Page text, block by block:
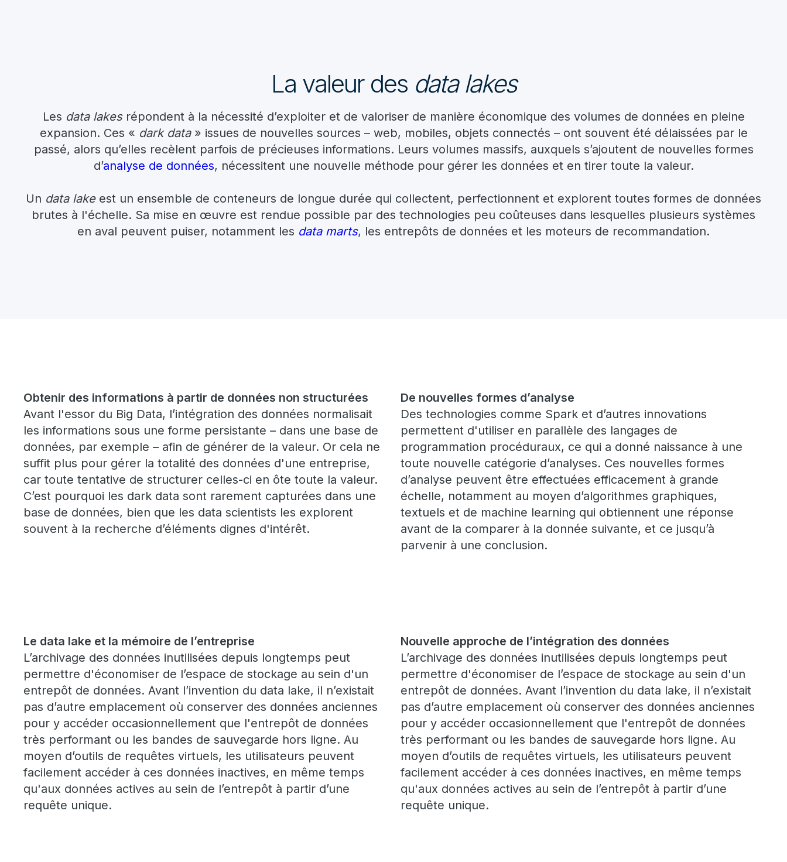
La valeur des data lakes
Les data lakesrépondent à la nécessité d’exploiter et de valoriser de manière économique des volumes de données en pleine
expansion. Ces « dark data» issues de nouvelles sources – web, mobiles, objets connectés – ont souvent été délaissées par le
passé, alors qu’elles recèlent parfois de précieuses informations. Leurs volumes massifs, auxquels s’ajoutent de nouvelles formes
d’analyse de données, nécessitent une nouvelle méthode pour gérer les données et en tirer toute la valeur.
Un data lakeest un ensemble de conteneurs de longue durée qui collectent, perfectionnent et explorent toutes formes de données
brutes à l'échelle. Sa mise en œuvre est rendue possible par des technologies peu coûteuses dans lesquelles plusieurs systèmes
en aval peuvent puiser, notamment les data marts, les entrepôts de données et les moteurs de recommandation.
Obtenir des informations à partir de données non structurées
Avant l'essor du Big Data, l’intégration des données normalisait
les informations sous une forme persistante – dans une base de
données, par exemple – afin de générer de la valeur. Or cela ne
suffit plus pour gérer la totalité des données d'une entreprise,
car toute tentative de structurer celles-ci en ôte toute la valeur.
C’est pourquoi les dark data sont rarement capturées dans une
base de données, bien que les data scientists les explorent
souvent à la recherche d’éléments dignes d'intérêt.
De nouvelles formes d’analyse
Des technologies comme Spark et d’autres innovations
permettent d'utiliser en parallèle des langages de
programmation procéduraux, ce qui a donné naissance à une
toute nouvelle catégorie d’analyses. Ces nouvelles formes
d’analyse peuvent être effectuées efficacement à grande
échelle, notamment au moyen d’algorithmes graphiques,
textuels et de machine learning qui obtiennent une réponse
avant de la comparer à la donnée suivante, et ce jusqu’à
parvenir à une conclusion.
Le data lake et la mémoire de l’entreprise
L’archivage des données inutilisées depuis longtemps peut
permettre d'économiser de l’espace de stockage au sein d'un
entrepôt de données. Avant l’invention du data lake, il n’existait
pas d’autre emplacement où conserver des données anciennes
pour y accéder occasionnellement que l'entrepôt de données
très performant ou les bandes de sauvegarde hors ligne. Au
moyen d’outils de requêtes virtuels, les utilisateurs peuvent
facilement accéder à ces données inactives, en même temps
qu'aux données actives au sein de l’entrepôt à partir d’une
requête unique.
Nouvelle approche de l’intégration des données
L’archivage des données inutilisées depuis longtemps peut
permettre d'économiser de l’espace de stockage au sein d'un
entrepôt de données. Avant l’invention du data lake, il n’existait
pas d’autre emplacement où conserver des données anciennes
pour y accéder occasionnellement que l'entrepôt de données
très performant ou les bandes de sauvegarde hors ligne. Au
moyen d’outils de requêtes virtuels, les utilisateurs peuvent
facilement accéder à ces données inactives, en même temps
qu'aux données actives au sein de l’entrepôt à partir d’une
requête unique.